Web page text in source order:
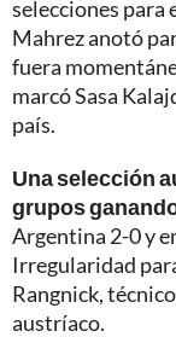
selecciones para
Mahrez anotó
fuera
marcó Sasa
país.
Una selección
grupos
Argentina 2-0 y
Irregularidad
Rangnick,
austríaco.